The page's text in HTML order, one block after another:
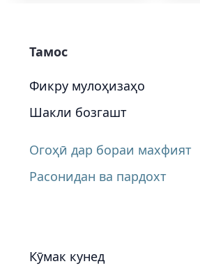
Тамос
Фикру мулоҳизаҳо
Шакли бозгашт
Огоҳӣ дар бораи махфият
Расонидан ва пардохт
Кӯмак кунед